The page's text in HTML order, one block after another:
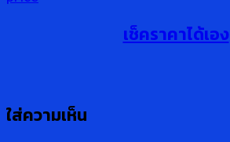
เช็คราคาได้เอง
ใส่ความเห็น